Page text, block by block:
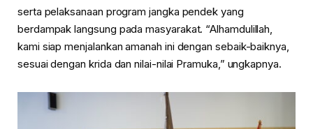
serta pelaksanaan program jangka pendek yang
berdampak langsung pada masyarakat. “Alhamdulillah,
kami siap menjalankan amanah ini dengan sebaik-baiknya,
sesuai dengan krida dan nilai-nilai Pramuka,” ungkapnya.